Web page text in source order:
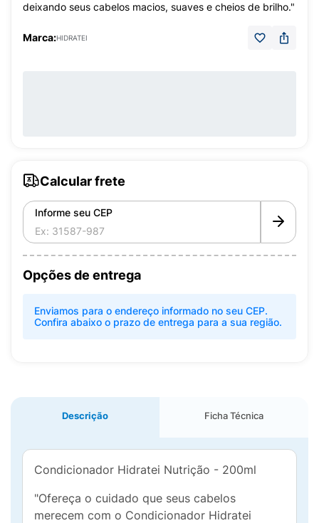
deixando seus cabelos macios, suaves e cheios de brilho."
Marca:HIDRATEI
Calcular frete
Informe seu CEP
Opções de entrega
Enviamos para o endereço informado no seu CEP.
Confira abaixo o prazo de entrega para a sua região.
Descrição Ficha Técnica
Condicionador Hidratei Nutrição - 200ml
"Ofereça o cuidado que seus cabelos
merecem com o Condicionador Hidratei